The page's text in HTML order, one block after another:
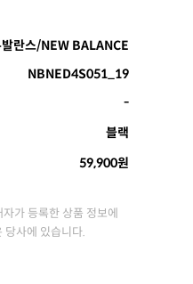
란스/NEW BALANCE
NBNED4S051_19
-
블랙
59,900원
가 등록한 상품 정보에
당사에 있습니다.